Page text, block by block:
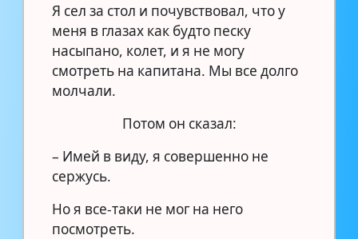
Я сел за стол и почувствовал, что у
меня в глазах как будто песку
насыпано, колет, и я не могу
смотреть на капитана. Мы все долго
молчали.
Потом он сказал:
– Имей в виду, я совершенно не
сержусь.
Но я все-таки не мог на него
посмотреть.